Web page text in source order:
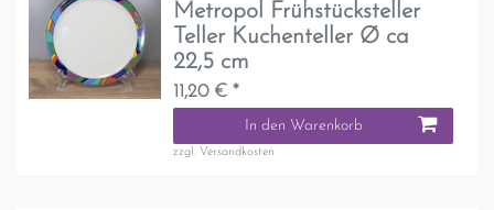
Metropol Frühstücksteller
Teller Kuchenteller Ø ca
22,5 cm
11,20 € *
In den Warenkorb
zzgl. Versandkosten